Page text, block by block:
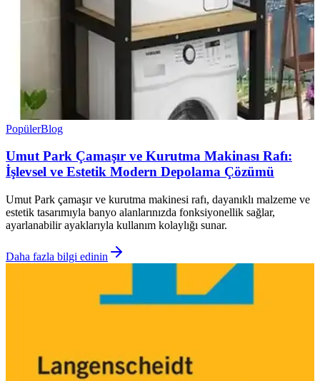
PopülerBlog
Umut Park Çamaşır ve Kurutma Makinası Rafı:
İşlevsel ve Estetik Modern Depolama Çözümü
Umut Park çamaşır ve kurutma makinesi rafı, dayanıklı malzeme ve
estetik tasarımıyla banyo alanlarınızda fonksiyonellik sağlar,
ayarlanabilir ayaklarıyla kullanım kolaylığı sunar.
Daha fazla bilgi edinin